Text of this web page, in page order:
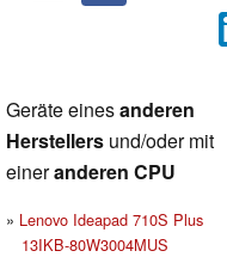
Geräte einesanderen
Herstellers und/oder mit
eineranderen CPU
Lenovo Ideapad 710S Plus
13IKB-80W3004MUS